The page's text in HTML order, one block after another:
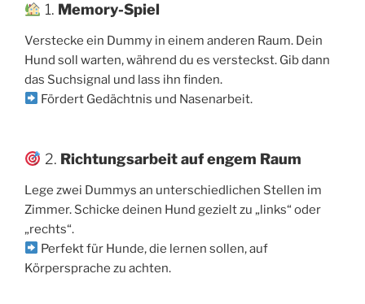
1. Memory-Spiel
Verstecke ein Dummy in einem anderen Raum. Dein
Hund soll warten, während du es versteckst. Gib dann
das Suchsignal und lass ihn finden.
Fördert Gedächtnis und Nasenarbeit.
2. Richtungsarbeit auf engem Raum
Lege zwei Dummys an unterschiedlichen Stellen im
Zimmer. Schicke deinen Hund gezielt zu „links“ oder
„rechts“.
Perfekt für Hunde, die lernen sollen, auf
Körpersprache zu achten.